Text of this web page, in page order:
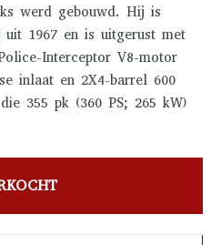
werd gebouwd. Hij is
uit 1967 en is uitgerust met
Interceptor V8-motor
inlaat en 2X4-barrel 600
355 pk (360 PS; 265 kW)